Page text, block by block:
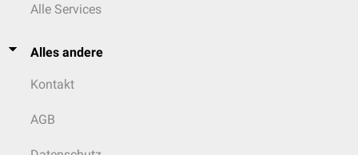
Alle Services
Alles andere
Kontakt
AGB